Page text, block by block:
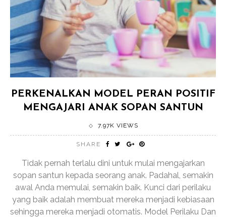
PERKENALKAN MODEL PERAN POSITIF
MENGAJARI ANAK SOPAN SANTUN
7.97K VIEWS
SHARE
Tidak pernah terlalu dini untuk mulai mengajarkan
sopan santun kepada seorang anak. Padahal, semakin
awal Anda memulai, semakin baik. Kunci dari perilaku
yang baik adalah membuat mereka menjadi kebiasaan
sehingga mereka menjadi otomatis. Model Perilaku Dan